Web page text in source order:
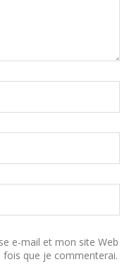
e-mail et mon site Web
fois que je commenterai.